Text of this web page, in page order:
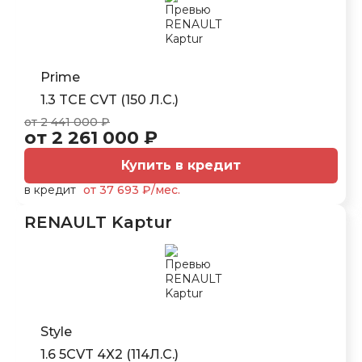
Prime
1.3 TCE CVT (150 Л.С.)
от 2 441 000 ₽
от 2 261 000 ₽
Купить в кредит
в кредит от 37 693 ₽/мес.
RENAULT Kaptur
Style
1.6 5CVT 4X2 (114Л.С.)